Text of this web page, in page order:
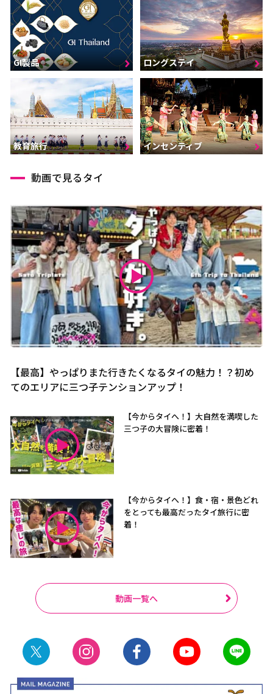
GI製品 ロングステイ
教育旅行 インセンティブ
動画で見るタイ
【最高】やっぱりまた行きたくなるタイの魅力！？初め
てのエリアに三つ子テンションアップ！
【今からタイへ！】大自然を満喫した
三つ子の大冒険に密着！
【今からタイへ！】食・宿・景色どれ
をとっても最高だったタイ旅行に密
着！
動画一覧へ